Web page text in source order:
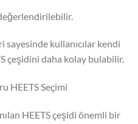
sayesinde kullanıcılar kendi
çeşidini daha kolay bulabilir.
HEETS Seçimi
HEETS çeşidi önemli bir